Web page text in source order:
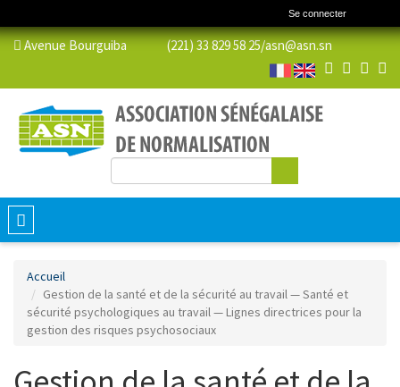
Se connecter
Avenue Bourguiba (221) 33 829 58 25/asn@asn.sn
Formulaire de recherche
Toggle
navigation
Accueil
Gestion de la santé et de la sécurité au travail — Santé et
sécurité psychologiques au travail — Lignes directrices pour la
gestion des risques psychosociaux